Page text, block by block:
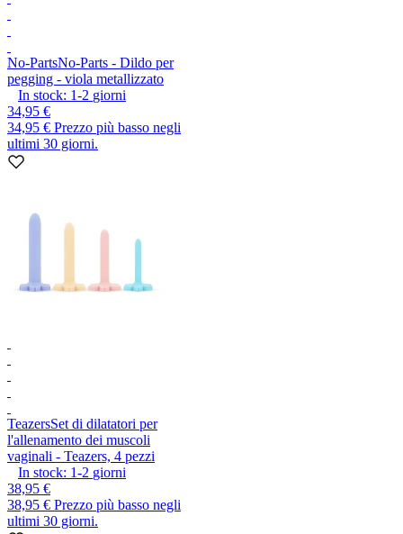
No-PartsNo-Parts - Dildo per
pegging - viola metallizzato
In stock: 1-2 giorni
34,95 €
34,95 € Prezzo più basso negli
ultimi 30 giorni.
TeazersSet di dilatatori per
l'allenamento dei muscoli
vaginali - Teazers, 4 pezzi
In stock: 1-2 giorni
38,95 €
38,95 € Prezzo più basso negli
ultimi 30 giorni.